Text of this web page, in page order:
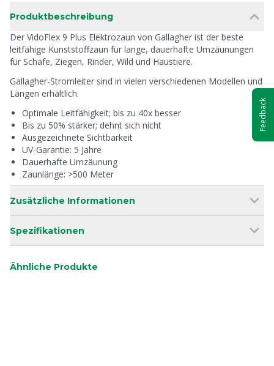
Produktbeschreibung
Der VidoFlex 9 Plus Elektrozaun von Gallagher ist der beste
leitfähige Kunststoffzaun für lange, dauerhafte Umzäunungen
für Schafe, Ziegen, Rinder, Wild und Haustiere.
Gallagher-Stromleiter sind in vielen verschiedenen Modellen und
Längen erhältlich.
Optimale Leitfähigkeit; bis zu 40x besser
Bis zu 50% stärker; dehnt sich nicht
Ausgezeichnete Sichtbarkeit
UV-Garantie: 5 Jahre
Dauerhafte Umzäunung
Zaunlänge: >500 Meter
Zusätzliche Informationen
Spezifikationen
Ähnliche Produkte
Feedback